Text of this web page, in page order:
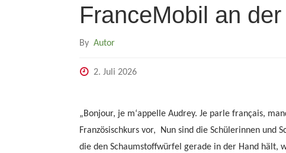
FranceMobil an
By Autor
2. Juli 2026
„Bonjour, je m‘appelle Audrey. Je parle français,
Französischkurs vor, Nun sind die Schülerinnen
die den Schaumstoffwürfel gerade in der Hand hält,